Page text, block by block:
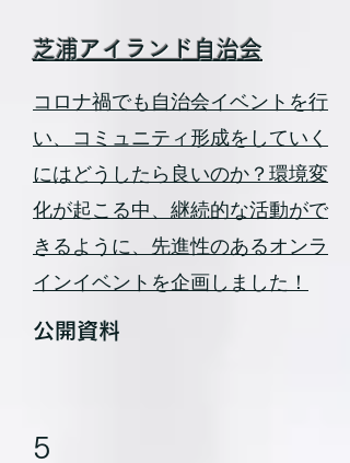
芝浦アイランド自治会
コロナ禍でも自治会イベントを行
い、コミュニティ形成をしていく
にはどうしたら良いのか？環境変
化が起こる中、継続的な活動がで
きるように、先進性のあるオンラ
インイベントを企画しました！
公開資料
5